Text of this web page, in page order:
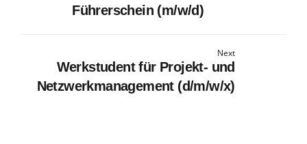
Führerschein (m/w/d)
Next
Werkstudent für Projekt- und
Netzwerkmanagement (d/m/w/x)